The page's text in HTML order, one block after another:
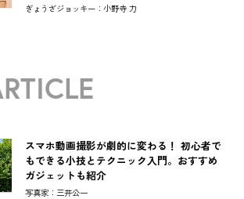
ぎょうざジョッキー：小野寺 力
スマホ動画撮影が劇的に変わる！ 初心者で
もできる小技とテクニック入門。おすすめ
ガジェットも紹介
写真家：三井公一